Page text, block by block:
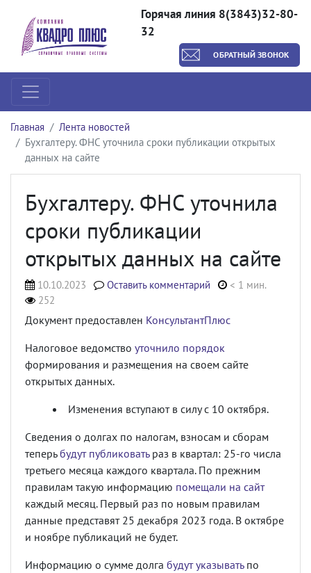
Горячая линия 8(3843)32-80-
32
ОБРАТНЫЙ ЗВОНОК
Главная
Лента новостей
Бухгалтеру. ФНС уточнила сроки публикации открытых
данных на сайте
Бухгалтеру. ФНС уточнила
сроки публикации
открытых данных на сайте
10.10.2023 Оставить комментарий
< 1 мин.
252
Документ предоставлен КонсультантПлюс
Налоговое ведомство уточнило порядок
формирования и размещения на своем сайте
открытых данных.
Изменения вступают в силу с 10 октября.
Сведения о долгах по налогам, взносам и сборам
теперьбудут публиковатьраз в квартал: 25-го числа
третьего месяца каждого квартала. По прежним
правилам такую информацию помещали на сайт
каждый месяц. Первый раз по новым правилам
данные представят 25 декабря 2023 года. В октябре
и ноябре публикаций не будет.
Информацию о сумме долга будут указыватьпо